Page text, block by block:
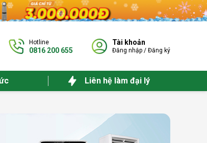
Hotline
0816 200 655
Tài khoản
Đăng nhập / Đăng ký
Liên hệ làm đại lý